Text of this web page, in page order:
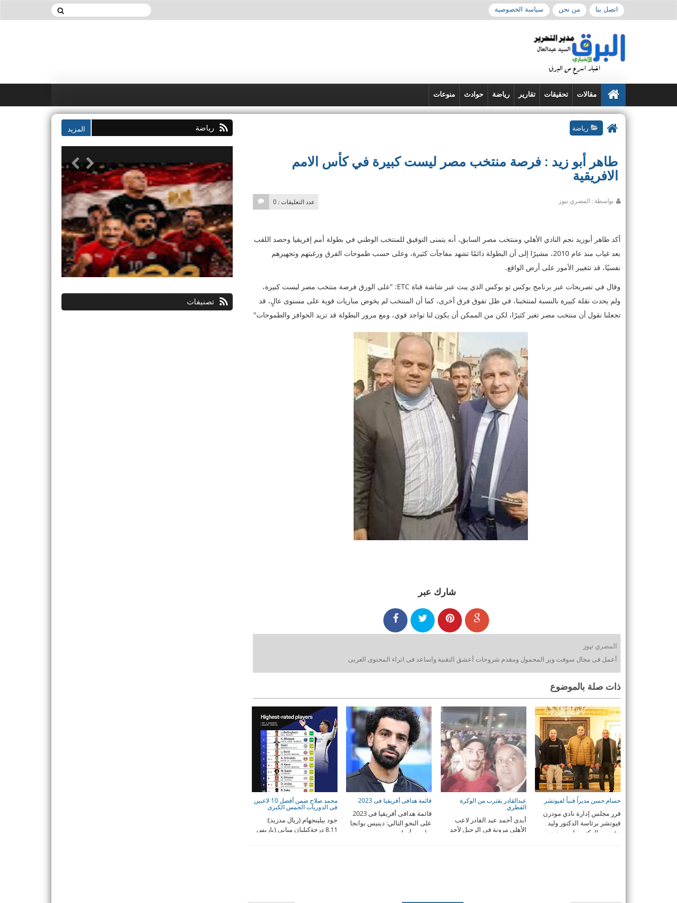
اتصل بنا من نحن سياسة الخصوصية
مقالات تحقيقات تقارير رياضة حوادث منوعات
رياضة
طاهر أبو زيد : فرصة منتخب مصر ليست كبيرة في كأس الامم
الافريقية
عدد التعليقات : 0 بواسطة : المصري نيوز
أكد طاهر أبوزيد نجم النادي الأهلي ومنتخب مصر السابق، أنه يتمنى التوفيق للمنتخب الوطني في بطولة أمم إفريقيا وحصد اللقب
بعد غياب منذ عام 2010، مشيرًا إلى أن البطولة دائمًا تشهد مفاجآت كثيرة، وعلى حسب طموحات الفرق ورغبتهم وتجهيزهم
نفسيًا، قد تتغيير الأمور على أرض الواقع.
وقال في تصريحات عبر برنامج بوكس تو بوكس الذي يبث عبر شاشة قناة ETC: "على الورق فرصة منتخب مصر ليست كبيرة،
ولم يحدث نقلة كبيرة بالنسبة لمنتخبنا، في ظل تفوق فرق آخرى، كما أن المنتخب لم يخوض مباريات قوية على مستوى عالٍ، قد
تجعلنا نقول أن منتخب مصر تغير كثيرًا، لكن من الممكن أن يكون لنا تواجد قوي، ومع مرور البطولة قد تزيد الحوافز والطموحات"
شارك عبر
المصري نيوز
أعمل فى مجال سوفت وير المحمول ومقدم شروحات أعشق التقنية واساعد فى اثراء المحتوى العربى
ذات صلة بالموضوع
حسام حسن مديراً فنياً لفيوتشر
قرر مجلس إدارة نادي مودرن
فيوتشر برئاسة الدكتور وليد
دعبس والدكتور طوسون د ...
عبدالقادر يقترب من الوكرة
القطري
أبدى أحمد عبد القادر لاعب
الأهلي مرونة فى الرحيل لأحد
قائمة هدافى أفريقيا فى 2023
قائمة هدافى أفريقيا فى 2023
على النحو التالي: دينيس بوانجا
– لوس أنجل ...
محمد صلاح ضمن أفضل 10 لاعبين
فى الدوريات الخمس الكبرى
جود بيلينجهام (ريال مدريد):
8.11 درجةكيليان مبابي (باريس
رياضة
تصنيفات